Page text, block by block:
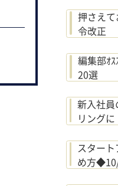
押さえ
令改正
編集部ｵ
20選
新入社
リングに
スター
め方